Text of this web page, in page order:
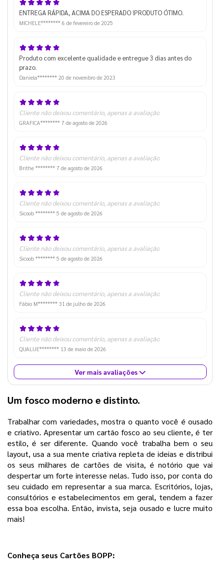
ENTREGA RÁPIDA, ACIMA DO ESPERADO !PRODUTO ÓTIMO.
MICHELE******** 6 de fevereiro de 2025
Produto com excelente qualidade e entregue 3 dias antes do
prazo.
Daniela******** 20 de novembro de 2023
Cliente não deixou comentário, apenas a avaliação
GRAFICA******** 7 de agosto de 2026
Cliente não deixou comentário, apenas a avaliação
Brithe ******** 7 de agosto de 2026
Cliente não deixou comentário, apenas a avaliação
Sicoob ******** 5 de agosto de 2026
Cliente não deixou comentário, apenas a avaliação
Sicoob ******** 5 de agosto de 2026
Cliente não deixou comentário, apenas a avaliação
Fábio M******** 31 de julho de 2026
Cliente não deixou comentário, apenas a avaliação
QUALIJE******** 13 de maio de 2026
Ver mais avaliações
Um fosco moderno e distinto.
Trabalhar com variedades, mostra o quanto você é ousado
e criativo. Apresentar um cartão fosco ao seu cliente, é ter
estilo, é ser diferente. Quando você trabalha bem o seu
layout, usa a sua mente criativa repleta de ideias e distribui
os seus milhares de cartões de visita, é notório que vai
despertar um forte interesse nelas. Tudo isso, por conta do
seu cuidado em representar a sua marca. Escritórios, lojas,
consultórios e estabelecimentos em geral, tendem a fazer
essa boa escolha. Então, invista, seja ousado e lucre muito
mais!
Conheça seus Cartões BOPP: